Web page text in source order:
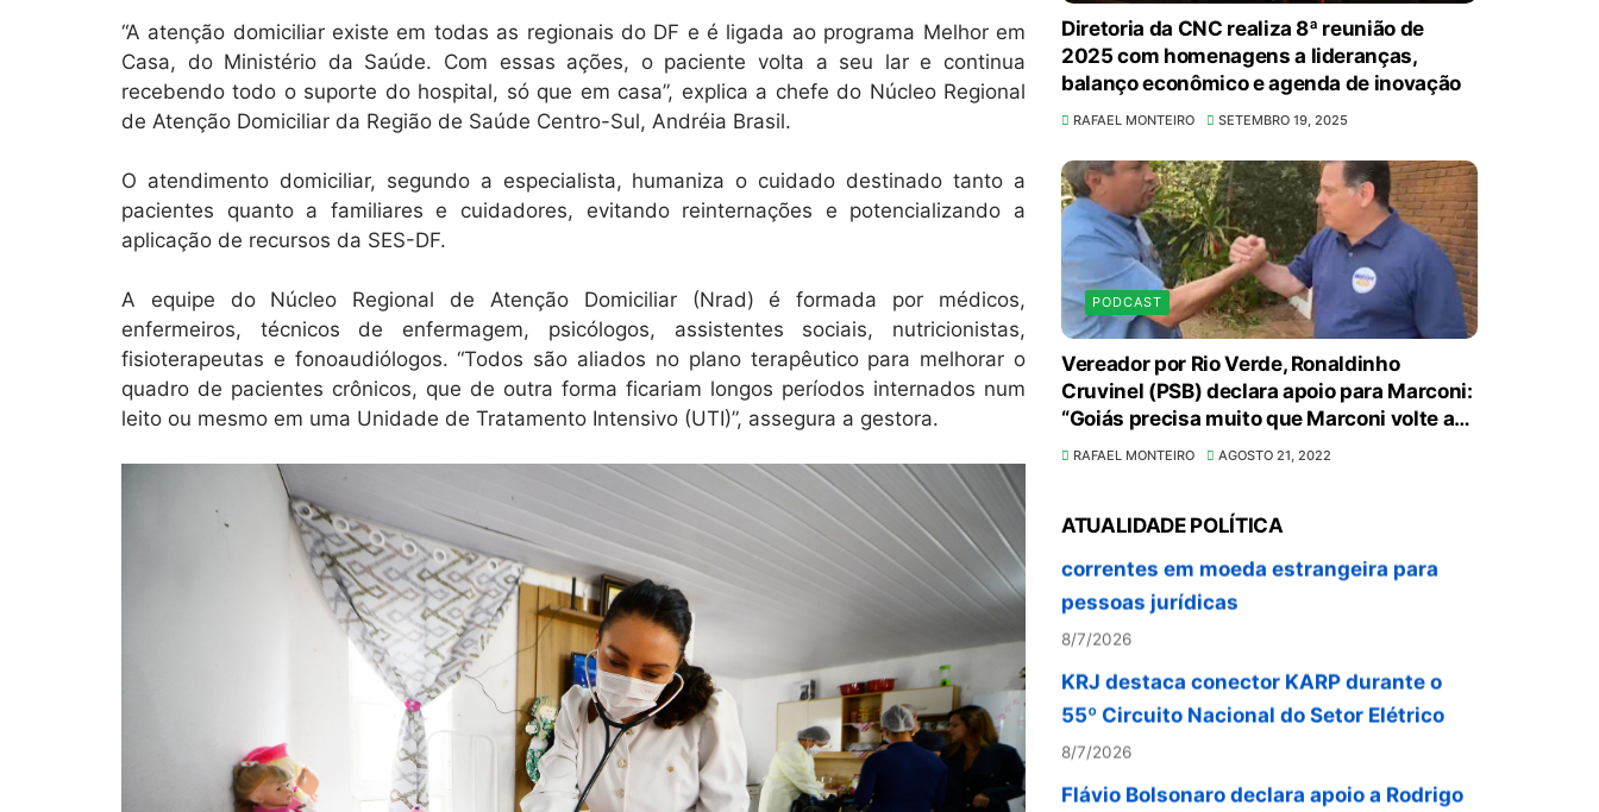
“A atenção domiciliar existe em todas as regionais do DF e é ligada ao programa Melhor em
Casa, do Ministério da Saúde. Com essas ações, o paciente volta a seu lar e continua
recebendo todo o suporte do hospital, só que em casa”, explica a chefe do Núcleo Regional
de Atenção Domiciliar da Região de Saúde Centro-Sul, Andréia Brasil.
O atendimento domiciliar, segundo a especialista, humaniza o cuidado destinado tanto a
pacientes quanto a familiares e cuidadores, evitando reinternações e potencializando a
aplicação de recursos da SES-DF.
A equipe do Núcleo Regional de Atenção Domiciliar (Nrad) é formada por médicos,
enfermeiros, técnicos de enfermagem, psicólogos, assistentes sociais, nutricionistas,
fisioterapeutas e fonoaudiólogos. “Todos são aliados no plano terapêutico para melhorar o
quadro de pacientes crônicos, que de outra forma ficariam longos períodos internados num
leito ou mesmo em uma Unidade de Tratamento Intensivo (UTI)”, assegura a gestora.
Diretoria da CNC realiza 8ª reunião de
2025 com homenagens a lideranças,
balanço econômico e agenda de inovação
RAFAEL MONTEIRO SETEMBRO 19, 2025
PODCAST
Vereador por Rio Verde, Ronaldinho
Cruvinel (PSB) declara apoio para Marconi:
“Goiás precisa muito que Marconi volte ao
cenário político”
RAFAEL MONTEIRO AGOSTO 21, 2022
ATUALIDADE POLÍTICA
Em convenção do Republicanos, Flávio
Bolsonaro anuncia apoio a Cristiane
Britto
8/7/2026
pessoas jurídicas
8/7/2026
KRJ destaca conector KARP durante o
55º Circuito Nacional do Setor Elétrico
8/7/2026
Valadares e Coronel Rocha na disputa
pelo Senado em Sergipe